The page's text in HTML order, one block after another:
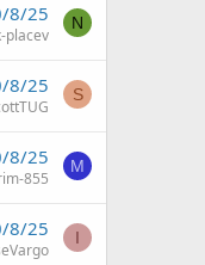
8/25
placev
N
8/25 S
8/25
855
M
8/25 I